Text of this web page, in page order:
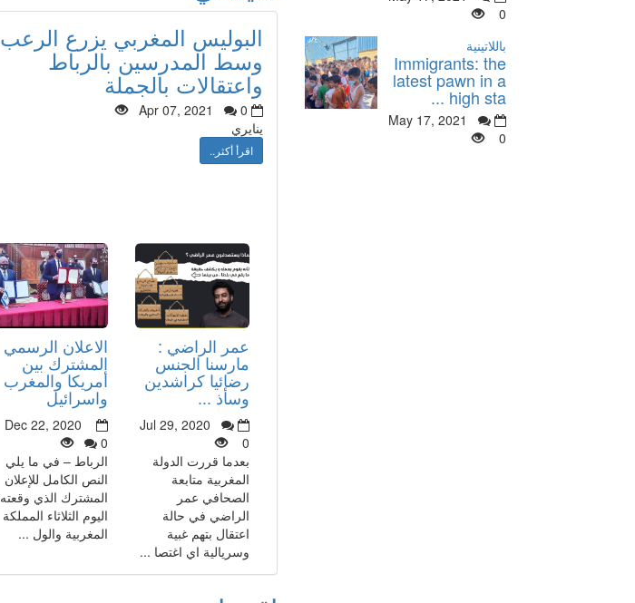
البوليس المغربي يزرع الرعب
وسط المدرسين بالرباط
واعتقالات بالجملة
Apr 07, 2021
0
ينايري
اقرأ أكثر..
الاعلان الرسمي
المشترك بين
أمريكا والمغرب
واسرائيل
Dec 22, 2020
0
الرباط – في ما يلي
النص الكامل للإعلان
المشترك الذي وقعته
اليوم الثلاثاء المملكة
المغربية والول ...
عمر الراضي :
مارسنا الجنس
رضائيا كراشدين
وسأذ ...
Jul 29, 2020
0
بعدما قررت الدولة
المغربية متابعة
الصحافي عمر
الراضي في حالة
اعتقال بتهم غبية
وسريالية اي اغتصا ...
0
باللاتينية
Immigrants: the
latest pawn in a
high sta ...
May 17, 2021
0